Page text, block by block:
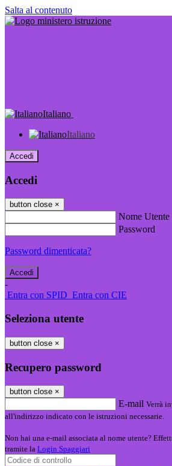
Salta al contenuto
Italiano
Italiano
Accedi
Accedi
button close ×
Nome Utente
Password
Password dimenticata?
-
Entra con SPID Entra con CIE
Seleziona utente
button close ×
Recupero password
button close ×
E-mail Verrà
all'indirizzo indicato con le istruzioni necessarie.
Non hai una e-mail associata al nome utente?
tramite la Login Spaggiari